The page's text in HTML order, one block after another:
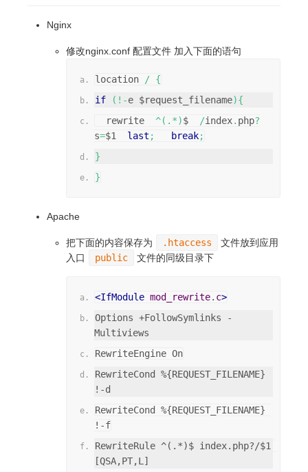
Nginx
修改nginx.conf 配置文件 加入下面的语句
location / {
if
(!-e $request_filename){
  rewrite
^(.*)$ /index. php?
s=$1 last ; break;
}
}
Apache
把下面的内容保存为 .htaccess
文件放到应用
入口
public 文件的同级目录下
<IfModule mod_rewrite. c>
Options +FollowSymlinks -
Multiviews
RewriteEngine On
RewriteCond %{REQUEST_FILENAME}
!-d
RewriteCond %{REQUEST_FILENAME}
!-f
RewriteRule ^(.*)$ index.php?/$1
[QSA,PT,L]